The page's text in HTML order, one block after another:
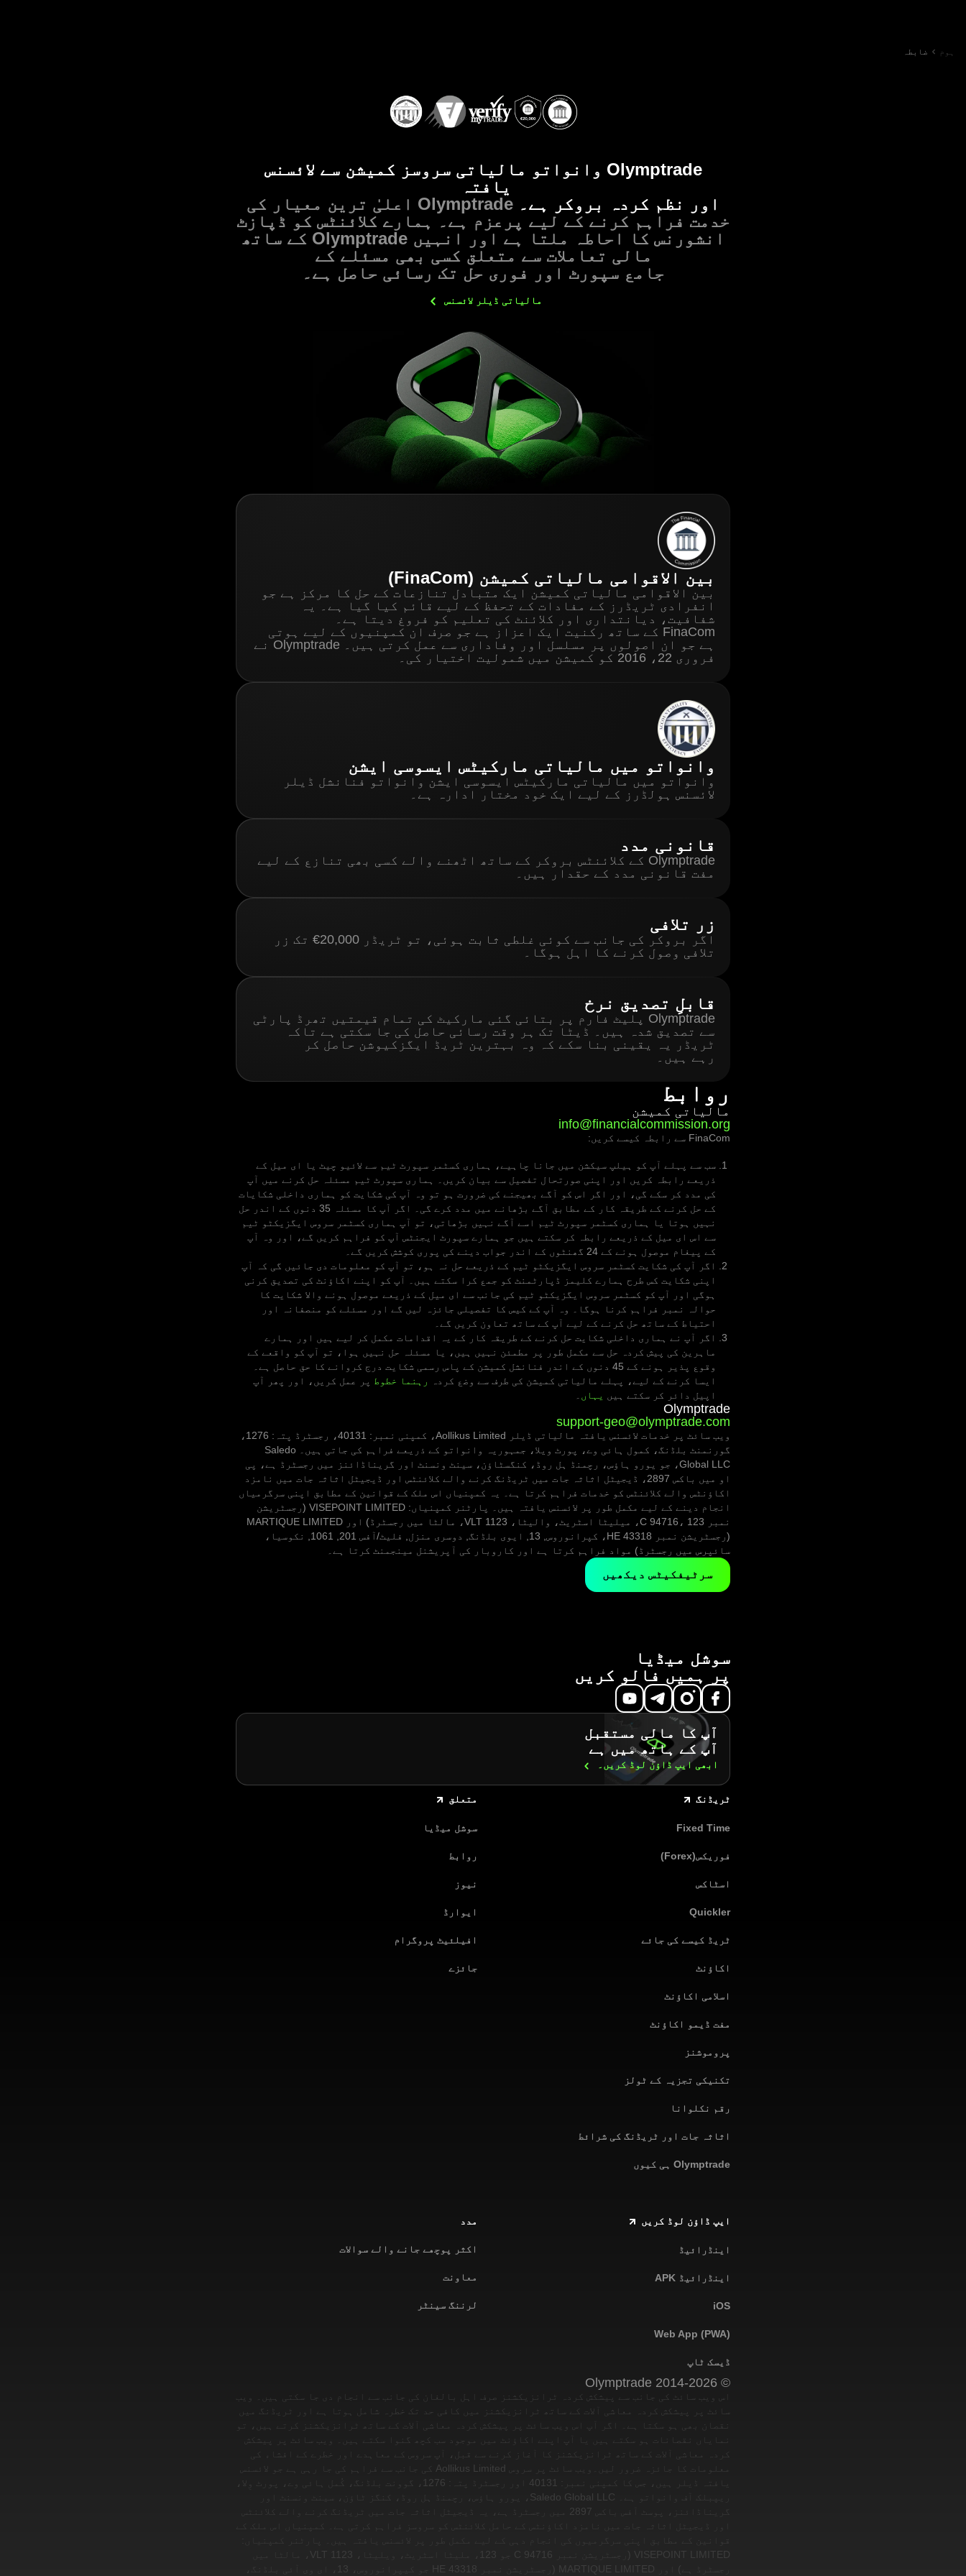
ہوم ضابطہ
Olymptrade وانواتو مالیاتی سروسز کمیشن سے لائسنس
یافتہ
اور نظم کردہ بروکر ہے۔ Olymptrade اعلیٰ ترین معیار کی
خدمت فراہم کرنے کے لیے پرعزم ہے۔ ہمارے کلائنٹس کو ڈپازٹ
انشورنس کا احاطہ ملتا ہے اور انہیں Olymptrade کے ساتھ
مالی تعاملات سے متعلق کسی بھی مسئلے کے
جامع سپورٹ اور فوری حل تک رسائی حاصل ہے۔
مالیاتی ڈیلرلائسنس
بین الاقوامی مالیاتی کمیشن (FinaCom)
بین الاقوامی مالیاتی کمیشن ایک متبادل تنازعات کے حل کا مرکز ہے جو
انفرادی ٹریڈرز کے مفادات کے تحفظ کے لیے قائم کیا گیا ہے۔ یہ
شفافیت، دیانتداری اور کلائنٹ کی تعلیم کو فروغ دیتا ہے۔
FinaCom کے ساتھ رکنیت ایک اعزاز ہے جو صرف ان کمپنیوں کے لیے ہوتی
ہے جو ان اصولوں پر مسلسل اور وفاداری سے عمل کرتی ہیں۔ Olymptrade نے
فروری 22، 2016 کو کمیشن میں شمولیت اختیار کی۔
وانواتو میں مالیاتی مارکیٹس ایسوسی ایشن
وانواتو میں مالیاتی مارکیٹس ایسوسی ایشن وانواتو فنانشل ڈیلر
لائسنس ہولڈرز کے لیے ایک خود مختار ادارہ ہے۔
قانونی مدد
Olymptrade کے کلائنٹس بروکر کے ساتھ اٹھنے والے کسی بھی تنازع کے لیے
مفت قانونی مدد کے حقدار ہیں۔
زر تلافی
اگر بروکر کی جانب سے کوئی غلطی ثابت ہوئی، تو ٹریڈر 20,000€ تک زر
تلافی وصول کرنے کا اہل ہوگا۔
قابلِ تصدیق نرخ
Olymptrade پلیٹ فارم پر بتائی گئی مارکیٹ کی تمام قیمتیں تھرڈ پارٹی
سے تصدیق شدہ ہیں۔ ڈیٹا تک ہر وقت رسائی حاصل کی جا سکتی ہے تاکہ
ٹریڈر یہ یقینی بنا سکے کہ وہ بہترین ٹریڈ ایگزکیوشن حاصل کر
رہے ہیں۔
روابط
مالیاتی کمیشن
info@financialcommission.org
FinaCom سے رابطہ کیسے کریں:
سب سے پہلے آپ کو ہیلپ سیکشن میں جانا چاہیے، ہماری کسٹمر سپورٹ ٹیم سے لائیو چیٹ یا ای میل کے
ذریعے رابطہ کریں اور اپنی صورتحال تفصیل سے بیان کریں۔ ہماری سپورٹ ٹیم مسئلہ حل کرنے میں آپ
کی مدد کر سکے گی، اور اگر اس کو آگے بھیجنے کی ضرورت ہو تو وہ آپ کی شکایت کو ہماری داخلی شکایات
کے حل کرنے کے طریقہ کار کے مطابق آگے بڑھانے میں مدد کرے گی۔ اگر آپ کا مسئلہ 35 دنوں کے اندر حل
نہیں ہوتا یا ہماری کسٹمر سپورٹ ٹیم اسے آگے نہیں بڑھاتی، تو آپ ہماری کسٹمر سروس ایگزیکٹو ٹیم
سے اس ای میل کے ذریعے رابطہ کر سکتے ہیں جو ہمارے سپورٹ ایجنٹس آپ کو فراہم کریں گے، اور وہ آپ
کے پیغام موصول ہونے کے 24 گھنٹوں کے اندر جواب دینے کی پوری کوشش کریں گے۔
اگر آپ کی شکایت کسٹمر سروس ایگزیکٹو ٹیم کے ذریعے حل نہ ہو، تو آپ کو معلومات دی جائیں گی کہ آپ
اپنی شکایت کس طرح ہمارے کلیمز ڈپارٹمنٹ کو جمع کرا سکتے ہیں۔ آپ کو اپنے اکاؤنٹ کی تصدیق کرنی
ہوگی اور آپ کو کسٹمر سروس ایگزیکٹو ٹیم کی جانب سے ای میل کے ذریعے موصول ہونے والا شکایت کا
حوالہ نمبر فراہم کرنا ہوگا۔ وہ آپ کے کیس کا تفصیلی جائزہ لیں گے اور مسئلے کو منصفانہ اور
احتیاط کے ساتھ حل کرنے کے لیے آپ کے ساتھ تعاون کریں گے۔
اگر آپ نے ہماری داخلی شکایت حل کرنے کے طریقہ کار کے یہ اقدامات مکمل کر لیے ہیں اور ہمارے
ماہرین کی پیش کردہ حل سے مکمل طور پر مطمئن نہیں ہیں، یا مسئلہ حل نہیں ہوا، تو آپ کو واقعے کے
وقوع پذیر ہونے کے 45 دنوں کے اندر فنانشل کمیشن کے پاس رسمی شکایت درج کروانے کا حق حاصل ہے۔
ایسا کرنے کے لیے، پہلے مالیاتی کمیشن کی طرف سے وضع کردہ
رہنما خطوط پر عمل کریں، اور پھر آپ
اپیل دائر کر سکتے ہیں یہاں۔
Olymptrade
support-geo@olymptrade.com
ویب سائٹ پر خدمات لائسنس یافتہ مالیاتی ڈیلر Aollikus Limited، کمپنی نمبر: 40131، رجسٹرڈ پتہ: 1276،
گورنمنٹ بلڈنگ، کمول ہائی وے، پورٹ ویلا، جمہوریہ وانواتو کے ذریعے فراہم کی جاتی ہیں۔ Saledo
Global LLC، جو یورو ہاؤس، رچمنڈ ہل روڈ، کنگسٹاؤن، سینٹ ونسنٹ اور گریناڈائنز میں رجسٹرڈ ہے، پی
او میں باکس 2897، ڈیجیٹل اثاثہ جات میں ٹریڈنگ کرنے والے کلائنٹس اور ڈیجیٹل اثاثہ جات میں نامزد
اکاؤنٹس والے کلائنٹس کو خدمات فراہم کرتا ہے۔ یہ کمپنیاں اس ملک کے قوانین کے مطابق اپنی سرگرمیاں
انجام دینے کے لیے مکمل طور پر لائسنس یافتہ ہیں۔ پارٹنر کمپنیاں: VISEPOINT LIMITED (رجسٹریشن
نمبر C 94716، 123، میلیٹا اسٹریٹ، والیٹا، VLT 1123، مالٹا میں رجسٹرڈ) اور MARTIQUE LIMITED
(رجسٹریشن نمبر HE 43318، کپرانوروس, 13, ایوی بلڈنگ, دوسری منزل, فلیٹ/آفس 201, 1061, نکوسیا،
سائپرس میں رجسٹرڈ) مواد فراہم کرتا ہے اور کاروبار کی آپریشنل مینجمنٹ کرتا ہے۔
سرٹیفکیٹس دیکھیں
سوشل میڈیا
پر ہمیں فالو کریں
آپ کا مالی مستقبل
آپ کے ہاتھ میں ہے
ابھی ایپ ڈاؤن لوڈکریں۔
ٹریڈنگ
Fixed Time
فوریکس(Forex)
اسٹاکس
Quickler
ٹریڈ کیسے کی جائے
اکاؤنٹ
اسلامی اکاؤنٹ
مفت ڈیمو اکاؤنٹ
پروموشنز
تکنیکی تجزیہ کے ٹولز
رقم نکلوانا
اثاثہ جات اور ٹریڈنگ کی شرائط
Olymptrade ہی کیوں
متعلق
سوشل میڈیا
روابط
نیوز
ایوارڈ
افیلئیٹ پروگرام
جائزے
ایپ ڈاؤن لوڈ کریں
اینڈرائیڈ
اینڈرائیڈ APK
iOS
Web App (PWA)
ڈیسک ٹاپ
مدد
اکثر پوچھے جانے والے سوالات
معاونت
لرننگ سینٹر
© 2014-2026 Olymptrade
اس ویب سائٹ کی جانب سے پیشکش کردہ ٹرانزیکشنز صرف اہل بالغان کی جانب سے انجام دی جا سکتی ہیں۔ ویب
سائٹ پر پیشکش کردہ معاشی آلات کے ساتھ ٹرانزیکشنز میں کافی حد تک خطرہ شامل ہوتا ہے اور ٹریڈنگ میں
نقصان بھی ہو سکتا ہے۔ اگر آپ اس ویب سائٹ پر پیشکش کردہ معاشی آلات کے ساتھ ٹرانزیکشنز کرتے ہیں، تو
نمایاں نقصانات ہو سکتے ہیں یا آپ اپنے اکاؤنٹ میں موجود سب کچھ گنوا سکتے ہیں۔ ویب سائٹ پر پیشکش
کردہ معاشی آلات کے ساتھ ٹرانزیکشنز کا آغاز کرنے سے قبل، آپ سروس کے معاہدے اور خطرے کے افشاء کی
معلومات کا جائزہ ضرور لیں۔
ویب سائٹ پر سروس Aollikus Limited کی جانب سے فراہم کی جا رہی ہے جو لائسنس
یافتہ ڈیلر ہیں، جس کا کمپنی نمبر: 40131 اور رجسٹرڈ پتہ: 1276، گوونت بلڈنگ، کُمل ہائی وے، پورٹ وِلا،
ریپبلک آف وانواتو ہے۔ Saledo Global LLC، یورو ہاؤس، رچمنڈ ہل روڈ، کنگز ٹاؤن، سینٹ ونسنٹ اور
گریناڈائنز، پوسٹ آفس باکس 2897 میں رجسٹرڈ ہے، یہ ڈیجیٹل اثاثہ جات میں ٹریڈنگ کرنے والے کلائنٹس
اور ڈیجیٹل اثاثہ جات میں نامزد اکاؤنٹس کے حامل کلائنٹس کو سروسز فراہم کرتی ہے۔ کمپنیاں اس ملک کے
VISEPOINT LIMITED (رجسٹریشن نمبر C 94716 جو 123، ملیٹا اسٹریٹ، ویلیٹا، VLT 1123، مالٹا میں
رجسٹرڈ ہے) اور MARTIQUE LIMITED (رجسٹریشن نمبر HE 43318 جو کیپرانوروس، 13، ای وی آئی بلڈنگ،